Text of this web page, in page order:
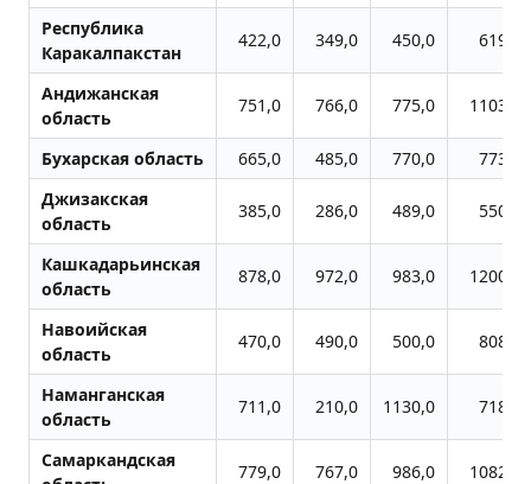
Республика
Каракалпакстан
422,0 349,0 450,0 619,0
Андижанская
область
751,0 766,0 775,0 1103,0
Бухарская область 665,0 485,0 770,0
773,0
Джизакская
область
385,0 286,0 489,0 550,0
Кашкадарьинская
область
878,0 972,0 983,0 1200,0
Навоийская
область
470,0 490,0 500,0 808,0
Наманганская
область
711,0 210,0 1130,0 718,0
Самаркандская
779,0 767,0 986,0 1082,0